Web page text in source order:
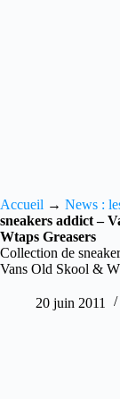
Accueil → News :
sneakers addict –
Wtaps Greasers
Collection de
Vans Old Skool &
20 juin 2011